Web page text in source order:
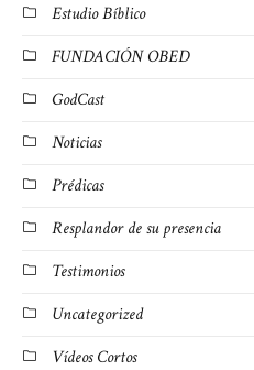
Estudio Bíblico
FUNDACIÓN OBED
GodCast
Noticias
Prédicas
Resplandor de su presencia
Testimonios
Uncategorized
Vídeos Cortos